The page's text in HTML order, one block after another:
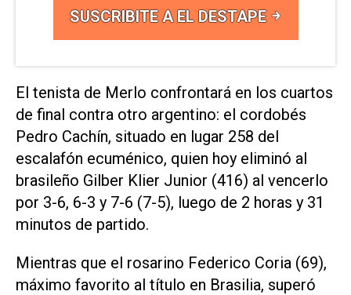
SUSCRIBITE A EL DESTAPE
El tenista de Merlo confrontará en los cuartos
de final contra otro argentino: el cordobés
Pedro Cachín, situado en lugar 258 del
escalafón ecuménico, quien hoy eliminó al
brasileño Gilber Klier Junior (416) al vencerlo
por 3-6, 6-3 y 7-6 (7-5), luego de 2 horas y 31
minutos de partido.
Mientras que el rosarino Federico Coria (69),
máximo favorito al título en Brasilia, superó